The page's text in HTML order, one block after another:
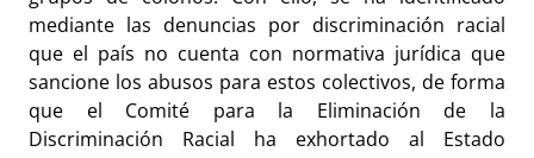
mediante las denuncias por discriminación racial
que el país no cuenta con normativa jurídica que
sancione los abusos para estos colectivos, de forma
que el Comité para la Eliminación de la
Discriminación Racial ha exhortado al Estado